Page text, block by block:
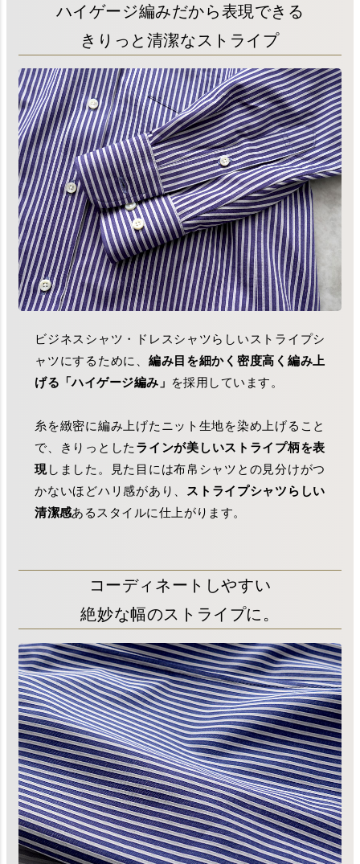
ハイゲージ編みだから表現できる
きりっと清潔なストライプ
ビジネスシャツ・ドレスシャツらしいストライプシ
ャツにするために、 編み目を細かく密度高く編み上
げる「ハイゲージ編み」 を採用しています。
糸を緻密に編み上げたニット生地を染め上げること
で、きりっとした ラインが美しいストライプ柄を表
現しました。見た目には布帛シャツとの見分けがつ
かないほどハリ感があり、
ストライプシャツらしい
清潔感あるスタイルに仕上がります。
コーディネートしやすい
絶妙な幅のストライプに。